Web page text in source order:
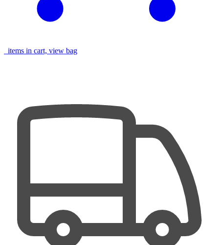
items in cart, view bag